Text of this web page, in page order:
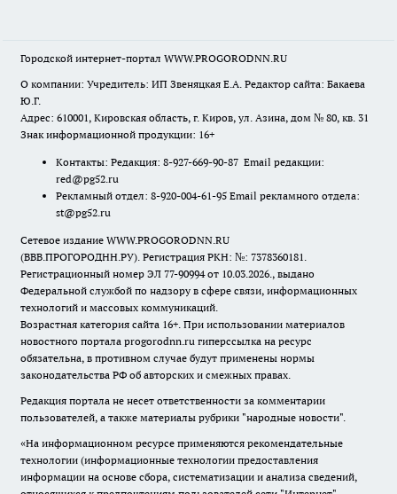
Городской интернет-портал WWW.PROGORODNN.RU
О компании: Учредитель: ИП Звеняцкая Е.А. Редактор сайта: Бакаева
Ю.Г.
Адрес: 610001, Кировская область, г. Киров, ул. Азина, дом № 80, кв. 31
Знак информационной продукции: 16+
Контакты: Редакция: 8-927-669-90-87 Email редакции:
red@pg52.ru
Рекламный отдел: 8-920-004-61-95 Email рекламного отдела:
st@pg52.ru
Сетевое издание WWW.PROGORODNN.RU
(ВВВ.ПРОГОРОДНН.РУ). Регистрация РКН: №: 7378360181.
Регистрационный номер ЭЛ 77-90994 от 10.03.2026., выдано
Федеральной службой по надзору в сфере связи, информационных
технологий и массовых коммуникаций.
Возрастная категория сайта 16+. При использовании материалов
новостного портала progorodnn.ru гиперссылка на ресурс
обязательна, в противном случае будут применены нормы
законодательства РФ об авторских и смежных правах.
Редакция портала не несет ответственности за комментарии
пользователей, а также материалы рубрики "народные новости".
«На информационном ресурсе применяются рекомендательные
технологии (информационные технологии предоставления
информации на основе сбора, систематизации и анализа сведений,